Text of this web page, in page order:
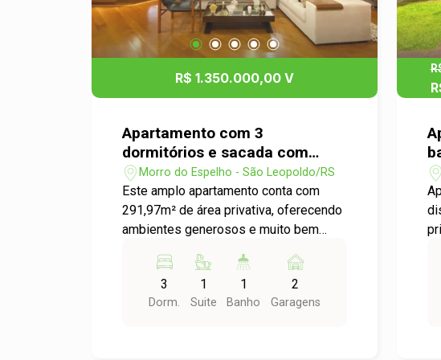
visita e venha conhecer seu novo lar
R$ 1.350.000,00 V
Apartamento com 3
dormitórios e sacada com
piscina disponível para venda
no bairro Morro do Espelho
Morro do Espelho - São Leopoldo/RS
Este amplo apartamento conta com
291,97m² de área privativa, oferecendo
ambientes generosos e muito bem
1 suíte, além de uma aconchegante sala
de estar integrada à sala de jantar,
perfeita para receber convidados com
3
Dorm.
1
Suite
1
Banho
2
Garagens